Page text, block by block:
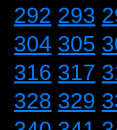
292 293
304 305
316 317
328 329